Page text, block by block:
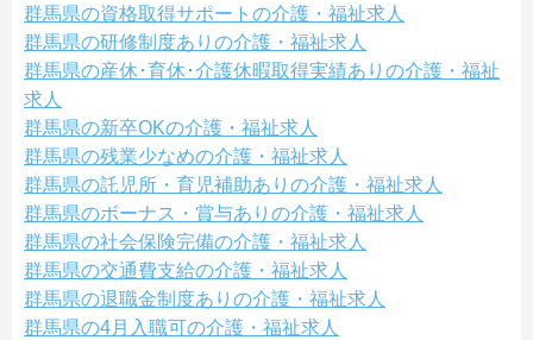
群馬県の資格取得サポートの介護・福祉求人
群馬県の研修制度ありの介護・福祉求人
群馬県の産休･育休･介護休暇取得実績ありの介護・福祉
求人
群馬県の新卒OKの介護・福祉求人
群馬県の残業少なめの介護・福祉求人
群馬県の託児所・育児補助ありの介護・福祉求人
群馬県のボーナス・賞与ありの介護・福祉求人
群馬県の社会保険完備の介護・福祉求人
群馬県の交通費支給の介護・福祉求人
群馬県の退職金制度ありの介護・福祉求人
群馬県の4月入職可の介護・福祉求人